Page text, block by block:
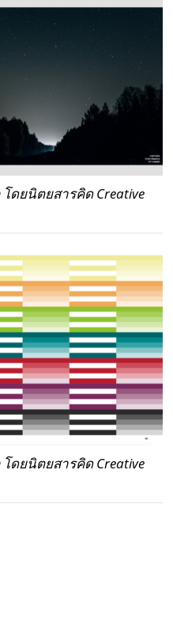
โดยนิตยสารคิด Creative
โดยนิตยสารคิด Creative